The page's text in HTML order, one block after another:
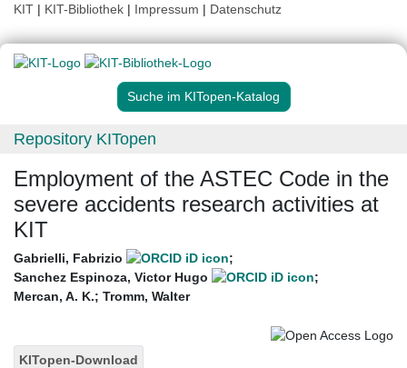
KIT | KIT-Bibliothek | Impressum | Datenschutz
Suche im KITopen-Katalog
Repository KITopen
Employment of the ASTEC Code in the
severe accidents research activities at
KIT
Gabrielli, Fabrizio
;
Sanchez Espinoza, Victor Hugo
;
Mercan, A. K.; Tromm, Walter
KITopen-Download